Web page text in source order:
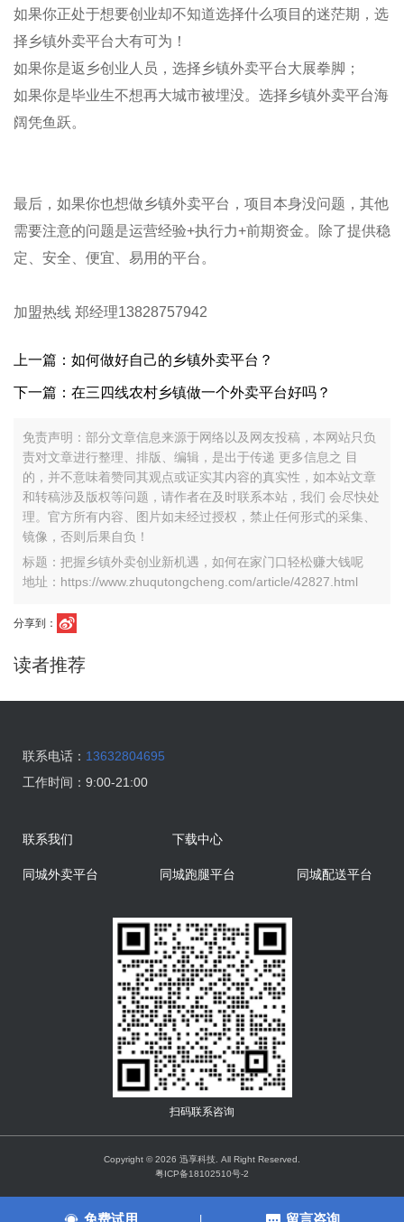
如果你正处于想要创业却不知道选择什么项目的迷茫期，选
择乡镇外卖平台大有可为！
如果你是返乡创业人员，选择乡镇外卖平台大展拳脚；
如果你是毕业生不想再大城市被埋没。选择乡镇外卖平台海
阔凭鱼跃。
最后，如果你也想做乡镇外卖平台，项目本身没问题，其他
需要注意的问题是运营经验+执行力+前期资金。除了提供稳
定、安全、便宜、易用的平台。
加盟热线 郑经理13828757942
上一篇：如何做好自己的乡镇外卖平台？
下一篇：在三四线农村乡镇做一个外卖平台好吗？
免责声明：部分文章信息来源于网络以及网友投稿，本网站只负
责对文章进行整理、排版、编辑，是出于传递 更多信息之 目
的，并不意味着赞同其观点或证实其内容的真实性，如本站文章
和转稿涉及版权等问题，请作者在及时联系本站，我们 会尽快处
理。官方所有内容、图片如未经过授权，禁止任何形式的采集、
镜像，否则后果自负！
标题：把握乡镇外卖创业新机遇，如何在家门口轻松赚大钱呢
地址：https://www.zhuqutongcheng.com/article/42827.html
分享到：
读者推荐
联系电话： 13632804695
工作时间： 9:00-21:00
联系我们 下载中心
同城外卖平台 同城跑腿平台 同城配送平台
扫码联系咨询
Copyright © 2026 迅享科技. All Right Reserved.
粤ICP备18102510号-2